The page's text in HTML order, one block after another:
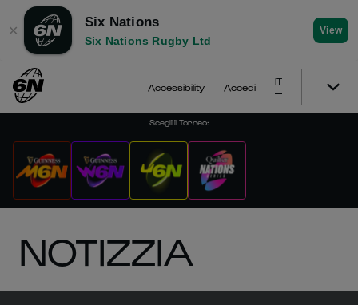
✕
Six Nations
Six Nations Rugby Ltd
View
Accessibility Accedi
IT
Scegli il Torneo:
NOTIZZIA